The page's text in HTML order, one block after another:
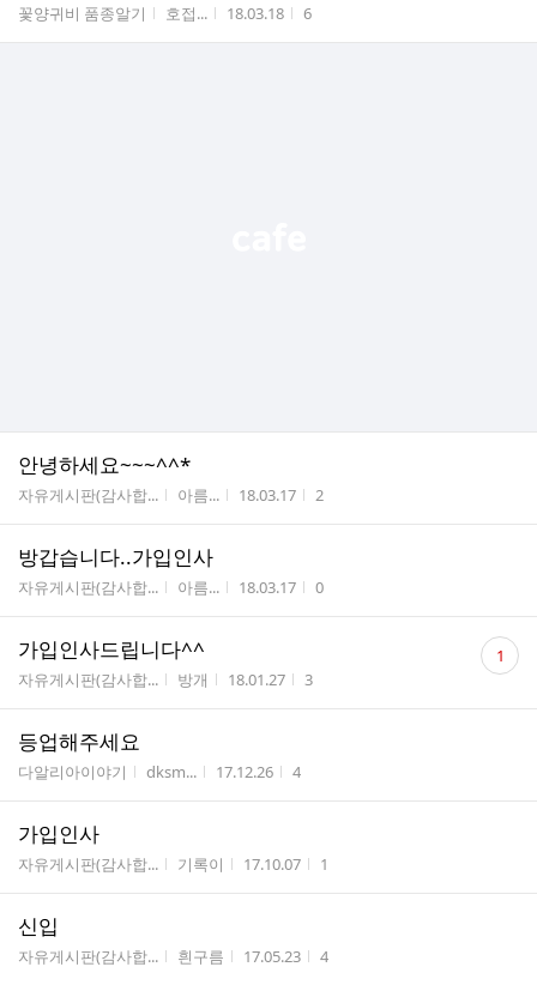
게시판명
꽃양귀비 품종알기 작성자
호접... 작성시간
18.03.18 조회수
6
안녕하세요~~~^^*
게시판명
자유게시판(감사합... 작성자
아름... 작성시간
18.03.17 조회수
2
방갑습니다..가입인사
게시판명
자유게시판(감사합... 작성자
아름... 작성시간
18.03.17 조회수
0
가입인사드립니다^^
게시판명
자유게시판(감사합... 작성자
방개 작성시간
18.01.27 조회수
3
댓
글 1
등업해주세요
게시판명
다알리아이야기 작성자
dksm... 작성시간
17.12.26 조회수
4
가입인사
게시판명
자유게시판(감사합... 작성자
기록이 작성시간
17.10.07 조회수
1
신입
게시판명
자유게시판(감사합... 작성자
흰구름 작성시간
17.05.23 조회수
4